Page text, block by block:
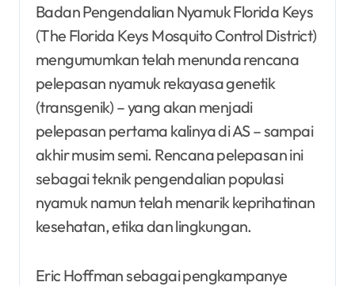
Badan Pengendalian Nyamuk Florida Keys
(The Florida Keys Mosquito Control District)
mengumumkan telah menunda rencana
pelepasan nyamuk rekayasa genetik
(transgenik) – yang akan menjadi
pelepasan pertama kalinya di AS – sampai
akhir musim semi. Rencana pelepasan ini
sebagai teknik pengendalian populasi
nyamuk namun telah menarik keprihatinan
kesehatan, etika dan lingkungan.
Eric Hoffman sebagai pengkampanye